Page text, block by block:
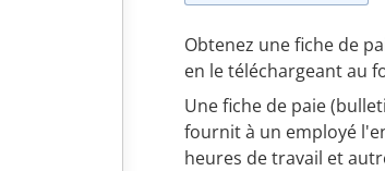
Obtenez une fiche de
en le téléchargeant au
Une fiche de paie
fournit à un employé
heures de travail et